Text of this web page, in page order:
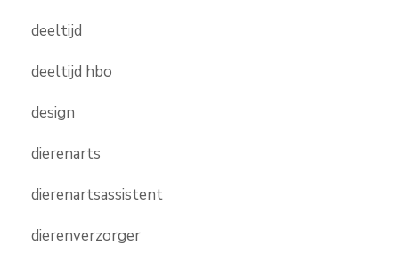
deeltijd
deeltijd hbo
design
dierenarts
dierenartsassistent
dierenverzorger